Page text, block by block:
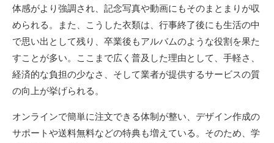
体感がより強調され、記念写真や動画にもそのまとまりが収
められる。また、こうした衣類は、行事終了後にも生活の中
で思い出として残り、卒業後もアルバムのような役割を果た
すことが多い。ここまで広く普及した理由として、手軽さ、
経済的な負担の少なさ、そして業者が提供するサービスの質
の向上が挙げられる。
オンラインで簡単に注文できる体制が整い、デザイン作成の
サポートや送料無料などの特典も増えている。そのため、学